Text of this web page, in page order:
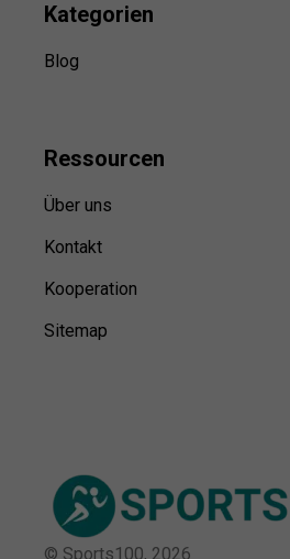
Kategorien
Blog
Ressourcen
Über uns
Kontakt
Kooperation
Sitemap
© Sports100, 2026